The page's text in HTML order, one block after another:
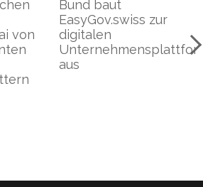
von
Bund baut
EasyGov.swiss zur
digitalen
Unternehmensplattform
aus